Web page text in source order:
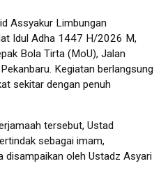
Assyakur Limbungan
Idul Adha 1447 H/2026 M,
Bola Tirta (MoU), Jalan
Kegiatan berlangsung
sekitar dengan penuh
tersebut, Ustad
sebagai imam,
disampaikan oleh Ustadz Asyari